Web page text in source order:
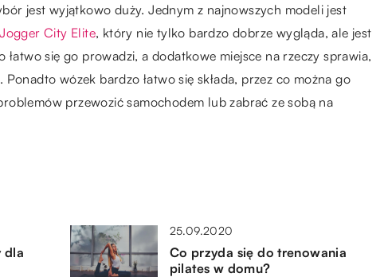
jest wyjątkowo duży. Jednym z najnowszych modeli jest
City Elite, który nie tylko bardzo dobrze wygląda, ale jest
się go prowadzi, a dodatkowe miejsce na rzeczy sprawia,
wózek bardzo łatwo się składa, przez co można go
przewozić samochodem lub zabrać ze sobą na
dla
25.09.2020
Co przyda się do trenowania
pilates w domu?